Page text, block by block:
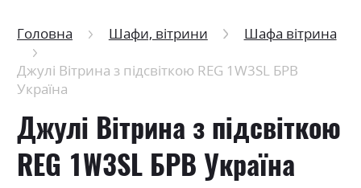
Головна Шафи, вітрини
Шафа вітрина
Джулі Вітрина з підсвіткою REG 1W3SL БРВ
Україна
Джулі Вітрина з підсвіткою
REG 1W3SL БРВ Україна